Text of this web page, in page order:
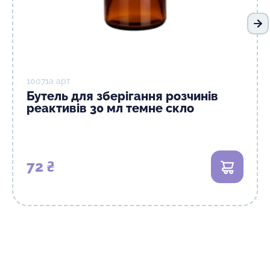
10071а арт
Бутель для зберігання розчинів
реактивів 30 мл темне скло
72 ₴ В кошик